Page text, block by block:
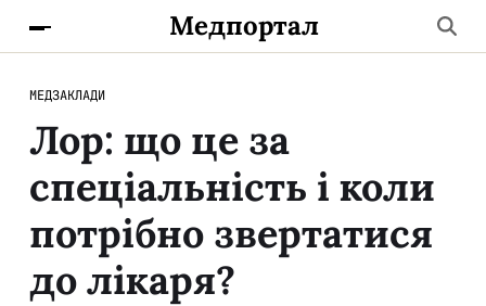
Медпортал
МЕДЗАКЛАДИ
Лор: що це за
спеціальність і коли
потрібно звертатися
до лікаря?